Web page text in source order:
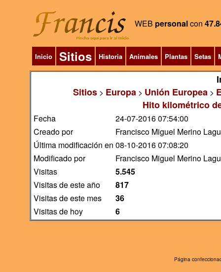
WEB personalcon
Inicio Sitios Historia Animales Plantas Setas
Sitios> Europa> Unión Europea>
Hito kilométrico
Fecha
24-07-2016 07:54:00
Creado por
Francisco Miguel Merino
Última modificación en 08-10-2016 07:08:20
Modificado por
Francisco Miguel Merino
Visitas
5.545
Visitas de este año
817
Visitas de este mes
36
Visitas de hoy
6
Página